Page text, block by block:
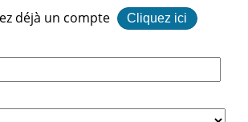
déjà un compte
Cliquez ici